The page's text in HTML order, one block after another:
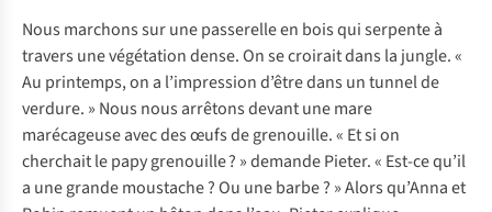
Nous marchons sur une passerelle en bois qui serpente à
travers une végétation dense. On se croirait dans la jungle. «
Au printemps, on a l’impression d’être dans un tunnel de
verdure. » Nous nous arrêtons devant une mare
marécageuse avec des œufs de grenouille. « Et si on
cherchait le papy grenouille ? » demande Pieter. « Est-ce qu’il
a une grande moustache ? Ou une barbe ? » Alors qu’Anna et